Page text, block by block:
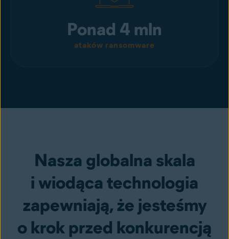
Ponad 4 mln
ataków ransomware
Nasza globalna skala
i wiodąca technologia
zapewniają, że jesteśmy
o krok przed konkurencją